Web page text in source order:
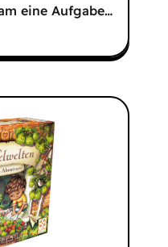
eine Aufgabe…